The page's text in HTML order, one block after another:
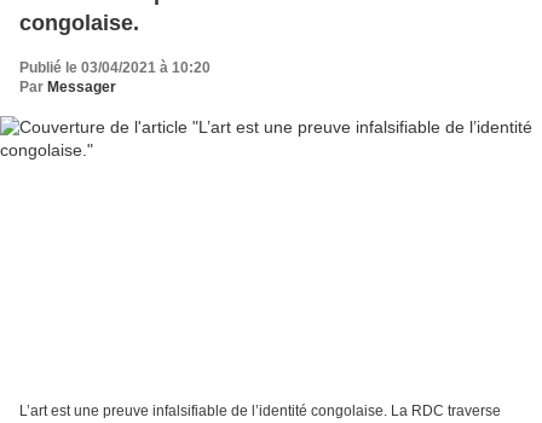
congolaise.
Publié le 03/04/2021 à 10:20
Par Messager
L’art est une preuve infalsifiable de l’identité congolaise. La RDC traverse